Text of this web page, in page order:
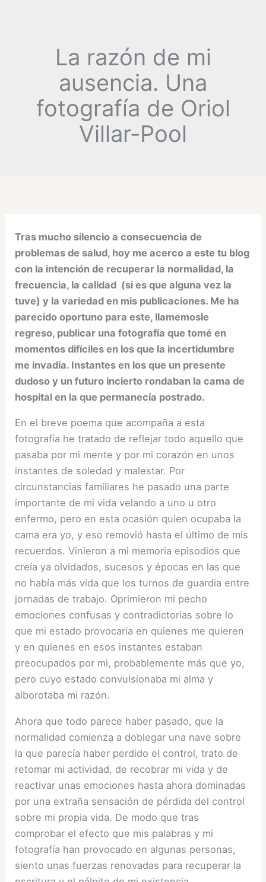
La razón de mi
ausencia. Una
fotografía de Oriol
Villar-Pool
Tras mucho silencio a consecuencia de
problemas de salud, hoy me acerco a este tu blog
con la intención de recuperar la normalidad, la
frecuencia, la calidad (si es que alguna vez la
tuve) y la variedad en mis publicaciones. Me ha
parecido oportuno para este, llamemosle
regreso, publicar una fotografía que tomé en
momentos difíciles en los que la incertidumbre
me invadía. Instantes en los que un presente
dudoso y un futuro incierto rondaban la cama de
hospital en la que permanecía postrado.
En el breve poema que acompaña a esta
fotografía he tratado de reflejar todo aquello que
pasaba por mi mente y por mi corazón en unos
instantes de soledad y malestar. Por
circunstancias familiares he pasado una parte
importante de mi vida velando a uno u otro
enfermo, pero en esta ocasión quien ocupaba la
cama era yo, y eso removió hasta el último de mis
recuerdos. Vinieron a mi memoria episodios que
creía ya olvidados, sucesos y épocas en las que
no había más vida que los turnos de guardia entre
jornadas de trabajo. Oprimieron mi pecho
emociones confusas y contradictorias sobre lo
que mi estado provocaría en quienes me quieren
y en quienes en esos instantes estaban
preocupados por mi, probablemente más que yo,
pero cuyo estado convulsionaba mi alma y
alborotaba mi razón.
Ahora que todo parece haber pasado, que la
normalidad comienza a doblegar una nave sobre
la que parecía haber perdido el control, trato de
retomar mi actividad, de recobrar mi vida y de
reactivar unas emociones hasta ahora dominadas
por una extraña sensación de pérdida del control
sobre mi propia vida. De modo que tras
comprobar el efecto que mis palabras y mi
fotografía han provocado en algunas personas,
siento unas fuerzas renovadas para recuperar la